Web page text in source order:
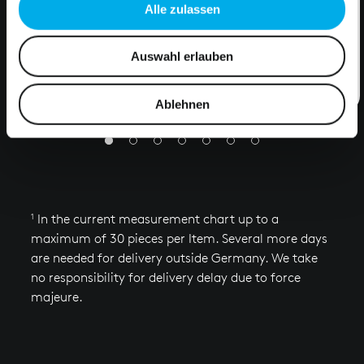
Wir verwenden Cookies, um Inhalte und Anzeigen zu
personalisieren, Funktionen für soziale Medien anbieten
zu können und die Zugriffe auf unsere Website zu
analysieren. Außerdem geben wir Informationen zu Ihrer
Verwendung unserer Website an unsere Partner für
soziale Medien, Werbung und Analysen weiter. Unsere
Partner führen diese Informationen möglicherweise mit
Alle zulassen
Auswahl erlauben
Ablehnen
HB-SECUREALLROUND®
COLLECTION
1 In the current measurement chart up to a
maximum of 30 pieces per Item. Several more days
are needed for delivery outside Germany. We take
no responsibility for delivery delay due to force
majeure.